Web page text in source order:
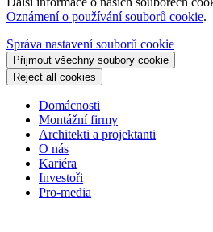
Oznámení o používání souborů cookie.
Správa nastavení souborů cookie
Přijmout všechny soubory cookie
Reject all cookies
Domácnosti
Montážní firmy
Architekti a projektanti
O nás
Kariéra
Investoři
Pro-media